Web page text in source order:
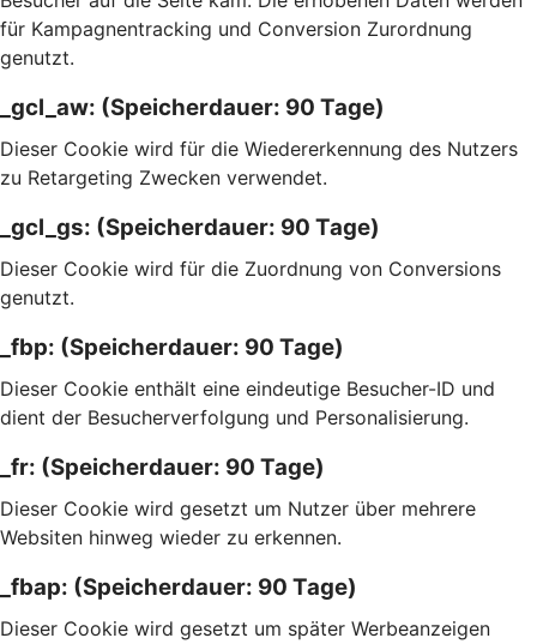
für Kampagnentracking und Conversion Zurordnung
genutzt.
_gcl_aw: (Speicherdauer: 90 Tage)
Dieser Cookie wird für die Wiedererkennung des Nutzers
zu Retargeting Zwecken verwendet.
_gcl_gs: (Speicherdauer: 90 Tage)
Dieser Cookie wird für die Zuordnung von Conversions
genutzt.
_fbp: (Speicherdauer: 90 Tage)
Dieser Cookie enthält eine eindeutige Besucher-ID und
dient der Besucherverfolgung und Personalisierung.
_fr: (Speicherdauer: 90 Tage)
Dieser Cookie wird gesetzt um Nutzer über mehrere
Websiten hinweg wieder zu erkennen.
_fbap: (Speicherdauer: 90 Tage)
Dieser Cookie wird gesetzt um später Werbeanzeigen